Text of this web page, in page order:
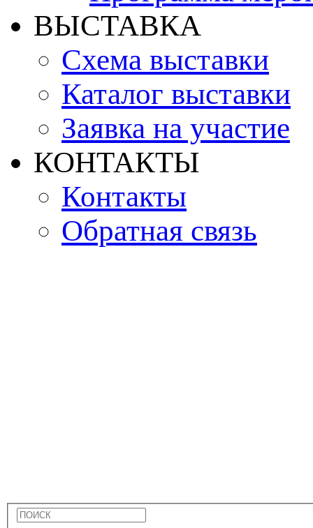
ВЫСТАВКА
Схема выставки
Каталог выставки
Заявка на участие
КОНТАКТЫ
Контакты
Обратная связь